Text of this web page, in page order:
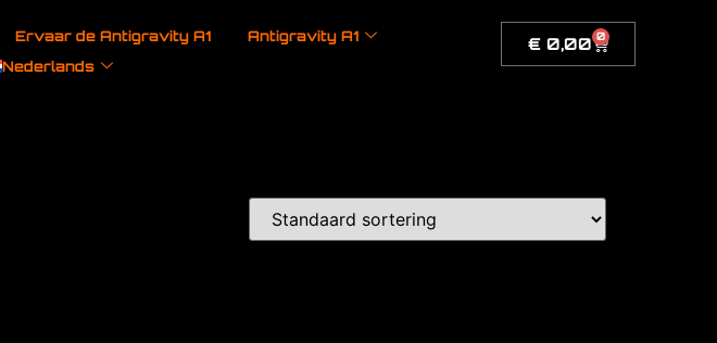
Ervaar de Antigravity A1
Antigravity A1
Nederlands
€ 0,00 0